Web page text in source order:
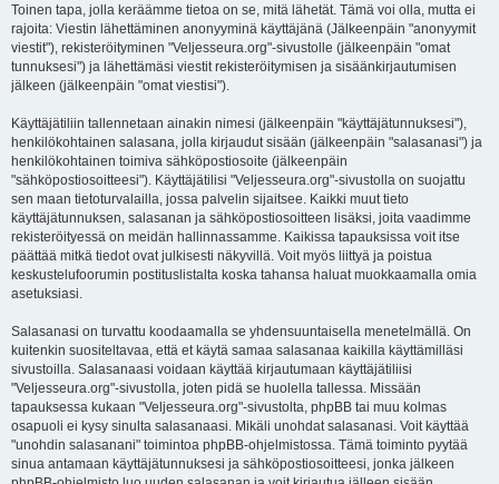
Toinen tapa, jolla keräämme tietoa on se, mitä lähetät. Tämä voi olla, mutta ei
rajoita: Viestin lähettäminen anonyyminä käyttäjänä (Jälkeenpäin "anonyymit
viestit"), rekisteröityminen "Veljesseura.org"-sivustolle (jälkeenpäin "omat
tunnuksesi") ja lähettämäsi viestit rekisteröitymisen ja sisäänkirjautumisen
jälkeen (jälkeenpäin "omat viestisi").
Käyttäjätiliin tallennetaan ainakin nimesi (jälkeenpäin "käyttäjätunnuksesi"),
henkilökohtainen salasana, jolla kirjaudut sisään (jälkeenpäin "salasanasi") ja
henkilökohtainen toimiva sähköpostiosoite (jälkeenpäin
"sähköpostiosoitteesi"). Käyttäjätilisi "Veljesseura.org"-sivustolla on suojattu
sen maan tietoturvalailla, jossa palvelin sijaitsee. Kaikki muut tieto
käyttäjätunnuksen, salasanan ja sähköpostiosoitteen lisäksi, joita vaadimme
rekisteröityessä on meidän hallinnassamme. Kaikissa tapauksissa voit itse
päättää mitkä tiedot ovat julkisesti näkyvillä. Voit myös liittyä ja poistua
keskustelufoorumin postituslistalta koska tahansa haluat muokkaamalla omia
asetuksiasi.
Salasanasi on turvattu koodaamalla se yhdensuuntaisella menetelmällä. On
kuitenkin suositeltavaa, että et käytä samaa salasanaa kaikilla käyttämilläsi
sivustoilla. Salasanaasi voidaan käyttää kirjautumaan käyttäjätiliisi
"Veljesseura.org"-sivustolla, joten pidä se huolella tallessa. Missään
tapauksessa kukaan "Veljesseura.org"-sivustolta, phpBB tai muu kolmas
osapuoli ei kysy sinulta salasanaasi. Mikäli unohdat salasanasi. Voit käyttää
"unohdin salasanani" toimintoa phpBB-ohjelmistossa. Tämä toiminto pyytää
sinua antamaan käyttäjätunnuksesi ja sähköpostiosoitteesi, jonka jälkeen